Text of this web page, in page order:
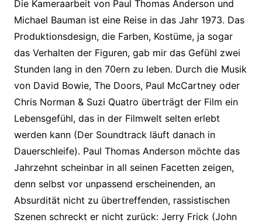
Die Kameraarbeit von Paul Thomas Anderson und
Michael Bauman ist eine Reise in das Jahr 1973. Das
Produktionsdesign, die Farben, Kostüme, ja sogar
das Verhalten der Figuren, gab mir das Gefühl zwei
Stunden lang in den 70ern zu leben. Durch die Musik
von David Bowie, The Doors, Paul McCartney oder
Chris Norman & Suzi Quatro überträgt der Film ein
Lebensgefühl, das in der Filmwelt selten erlebt
werden kann (Der Soundtrack läuft danach in
Dauerschleife). Paul Thomas Anderson möchte das
Jahrzehnt scheinbar in all seinen Facetten zeigen,
denn selbst vor unpassend erscheinenden, an
Absurdität nicht zu übertreffenden, rassistischen
Szenen schreckt er nicht zurück: Jerry Frick (John